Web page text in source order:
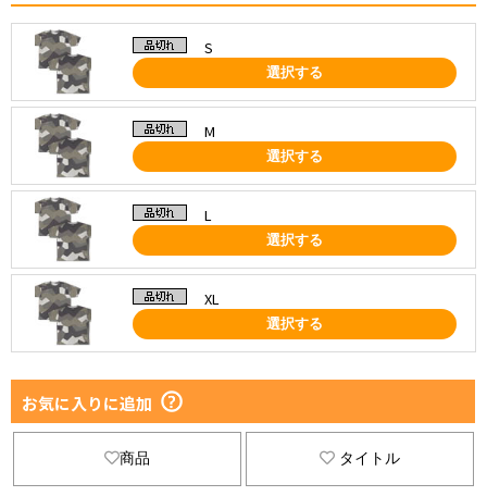
S
選択する
M
選択する
L
選択する
XL
選択する
お気に入りに追加
商品 タイトル